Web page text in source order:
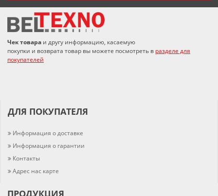
Чек товара и другу информацию, касаемую
покупки и возврата товар вы можете посмотреть в разделе для
покупателей
ДЛЯ ПОКУПАТЕЛЯ
Информация о доставке
Информация о гарантии
Контакты
Адрес нас карте